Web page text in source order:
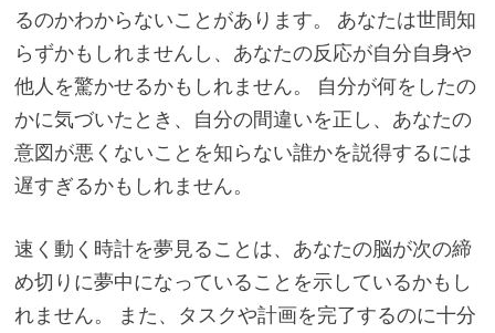
るのかわからないことがあります。 あなたは世間知
らずかもしれませんし、あなたの反応が自分自身や
他人を驚かせるかもしれません。 自分が何をしたの
かに気づいたとき、自分の間違いを正し、あなたの
意図が悪くないことを知らない誰かを説得するには
遅すぎるかもしれません。
速く動く時計を夢見ることは、あなたの脳が次の締
め切りに夢中になっていることを示しているかもし
れません。 また、タスクや計画を完了するのに十分